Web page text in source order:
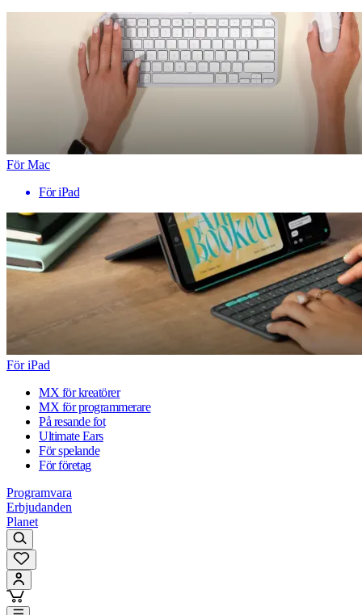
För Mac
För iPad
För iPad
MX för kreatörer
MX för programmerare
På resande fot
Ultimate Ears
För spelande
För företag
Programvara
Erbjudanden
Planet